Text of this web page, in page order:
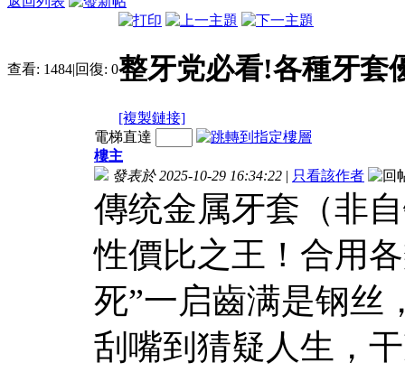
查看: 1484|回復: 0整牙党必看!各種牙套
[複製鏈接]
電梯直達
樓主
發表於 2025-10-29 16:34:22 | 只看該作者
傳统金属牙套（非
性價比之王！合用
死”一启齒满是钢丝
刮嘴到猜疑人生，